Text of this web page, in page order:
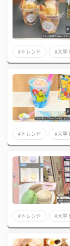
#トレンド #大学
#トレンド #大学
#トレンド #大学